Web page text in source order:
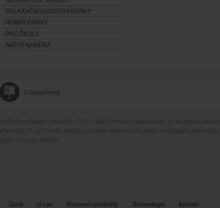
RELAXAČNÍ A OSTATNÍ DÁRKY
HOBBY DÁRKY
PRO ŠKOLY
AKČNÍ NABÍDKA
O společnosti
Úvod O nás Reklamní předměty Technologie Kontakt